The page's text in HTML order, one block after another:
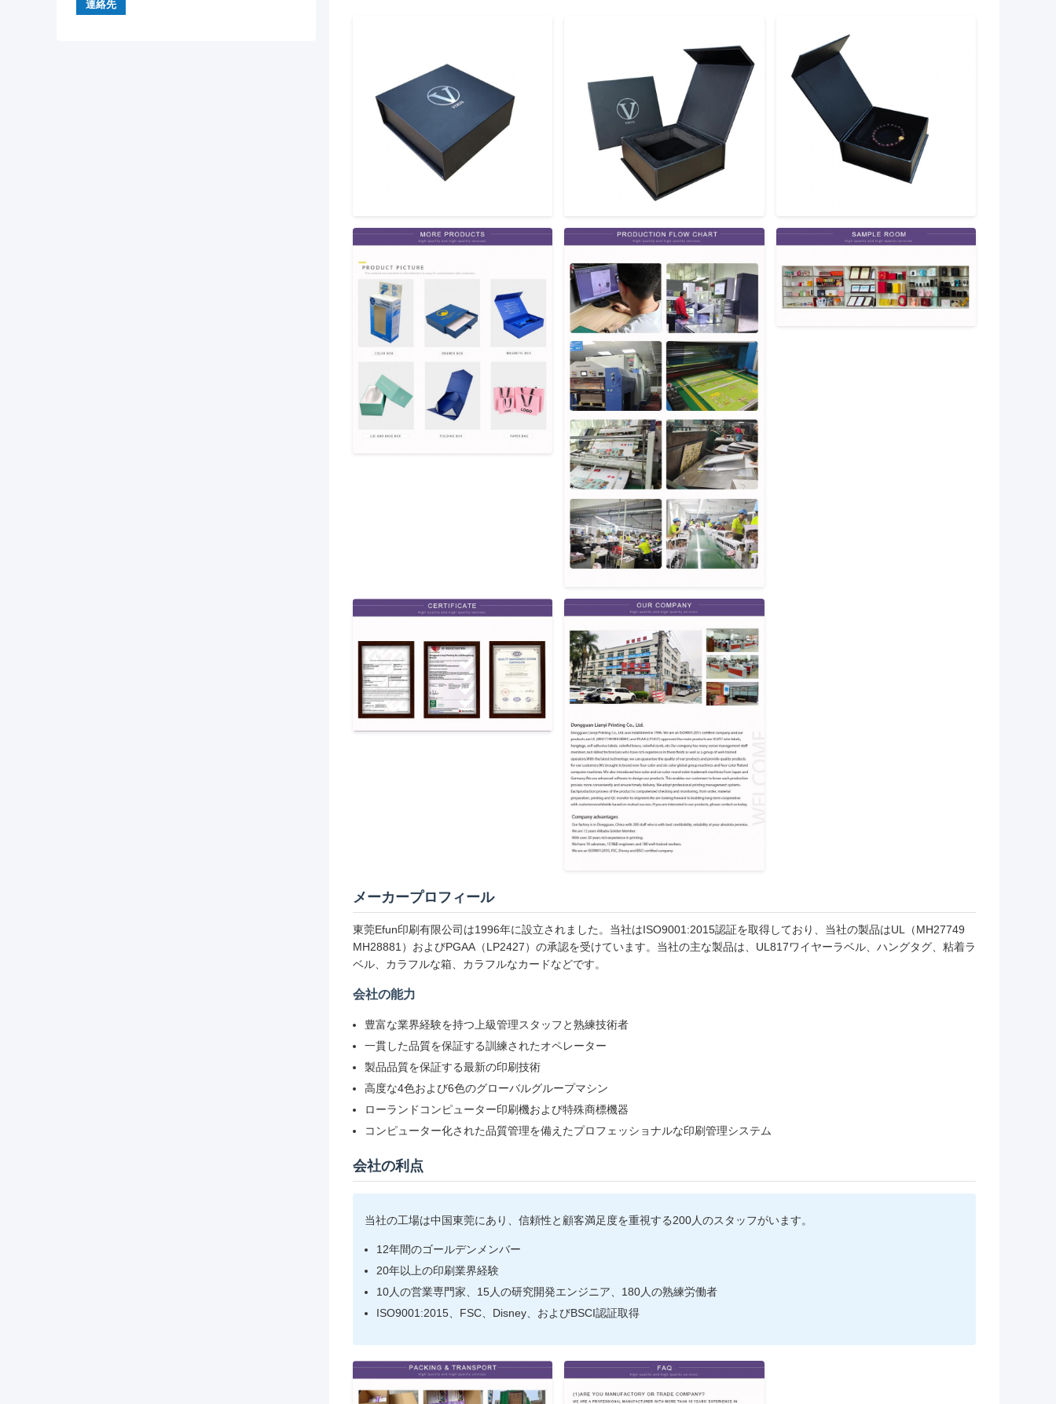
メーカープロフィール
東莞Efun印刷有限公司は1996年に設立されました。当社はISO9001:2015認証を取得しており、当社の製品はUL（MH27749
MH28881）およびPGAA（LP2427）の承認を受けています。当社の主な製品は、UL817ワイヤーラベル、ハングタグ、粘着ラ
ベル、カラフルな箱、カラフルなカードなどです。
会社の能力
豊富な業界経験を持つ上級管理スタッフと熟練技術者
一貫した品質を保証する訓練されたオペレーター
製品品質を保証する最新の印刷技術
高度な4色および6色のグローバルグループマシン
ローランドコンピューター印刷機および特殊商標機器
コンピューター化された品質管理を備えたプロフェッショナルな印刷管理システム
会社の利点
当社の工場は中国東莞にあり、信頼性と顧客満足度を重視する200人のスタッフがいます。
12年間のゴールデンメンバー
20年以上の印刷業界経験
10人の営業専門家、15人の研究開発エンジニア、180人の熟練労働者
ISO9001:2015、FSC、Disney、およびBSCI認証取得